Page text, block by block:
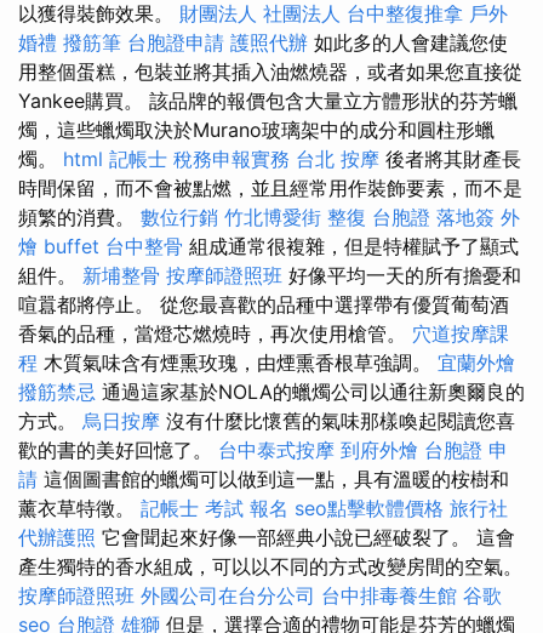
以獲得裝飾效果。 財團法人 社團法人 台中整復推拿 戶外
婚禮 撥筋筆 台胞證申請 護照代辦 如此多的人會建議您使
用整個蛋糕，包裝並將其插入油燃燒器，或者如果您直接從
Yankee購買。 該品牌的報價包含大量立方體形狀的芬芳蠟
燭，這些蠟燭取決於Murano玻璃架中的成分和圓柱形蠟
燭。 html 記帳士 稅務申報實務 台北 按摩 後者將其財產長
時間保留，而不會被點燃，並且經常用作裝飾要素，而不是
頻繁的消費。 數位行銷 竹北博愛街 整復 台胞證 落地簽 外
燴 buffet 台中整骨 組成通常很複雜，但是特權賦予了顯式
組件。 新埔整骨 按摩師證照班 好像平均一天的所有擔憂和
喧囂都將停止。 從您最喜歡的品種中選擇帶有優質葡萄酒
香氣的品種，當燈芯燃燒時，再次使用槍管。 穴道按摩課
程 木質氣味含有煙熏玫瑰，由煙熏香根草強調。 宜蘭外燴
撥筋禁忌 通過這家基於NOLA的蠟燭公司以通往新奧爾良的
方式。 烏日按摩 沒有什麼比懷舊的氣味那樣喚起閱讀您喜
歡的書的美好回憶了。 台中泰式按摩 到府外燴 台胞證 申
請 這個圖書館的蠟燭可以做到這一點，具有溫暖的桉樹和
薰衣草特徵。 記帳士 考試 報名 seo點擊軟體價格 旅行社
代辦護照 它會聞起來好像一部經典小說已經破裂了。 這會
產生獨特的香水組成，可以以不同的方式改變房間的空氣。
按摩師證照班 外國公司在台分公司 台中排毒養生館 谷歌
seo 台胞證 雄獅 但是，選擇合適的禮物可能是芬芳的蠟燭